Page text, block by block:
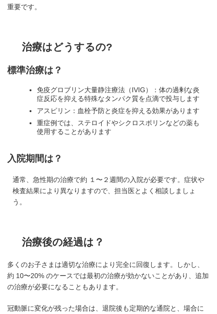
重要です。
治療はどうするの?
標準治療は ？
免疫グロブリン大量静注療法（IVIG）：体の過剰な炎
症反応を抑える特殊なタンパク質を点滴で投与します
アスピリン：血栓予防と炎症を抑える効果があります
重症例では、ステロイドやシクロスポリンなどの薬も
使用することがあります
入院期間は ？
通常、急性期の治療で約 １〜２週間の入院が必要です。症状や
検査結果により異なりますので、担当医とよく相談しましょ
う。
治療後の経過は ？
多くのお子さまは適切な治療により完全に回復します。しかし、
約 10〜20% のケースでは最初の治療が効かないことがあり、追加
の治療が必要になることもあります。
冠動脈に変化が残った場合は、退院後も定期的な通院と、場合に